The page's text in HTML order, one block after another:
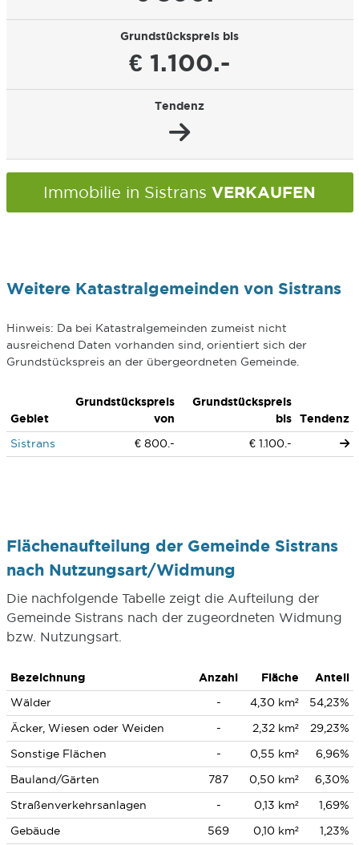
Grundstückspreis bis
€ 1.100.-
Tendenz
Immobilie in Sistrans VERKAUFEN
Weitere Katastralgemeinden von Sistrans
Hinweis: Da bei Katastralgemeinden zumeist nicht
ausreichend Daten vorhanden sind, orientiert sich der
Grundstückspreis an der übergeordneten Gemeinde.
Gebiet
Grundstückspreis
von
Grundstückspreis
bis
Tendenz
Sistrans
€ 800.- € 1.100.-
Flächenaufteilung der Gemeinde Sistrans
nach Nutzungsart/Widmung
Die nachfolgende Tabelle zeigt die Aufteilung der
Gemeinde Sistrans nach der zugeordneten Widmung
bzw. Nutzungsart.
Bezeichnung Anzahl Fläche
Anteil
Wälder
- 4,30 km²
54,23%
Äcker, Wiesen oder Weiden
- 2,32 km²
29,23%
Sonstige Flächen
- 0,55 km²
6,96%
Bauland/Gärten
787 0,50 km²
6,30%
Straßenverkehrsanlagen
- 0,13 km²
1,69%
Gebäude
569 0,10 km² 1,23%